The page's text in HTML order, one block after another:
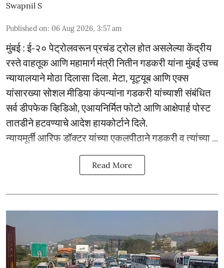
Swapnil S
Published on: 06 Aug 2026, 3:57 am
मुंबई : ई-२० पेट्रोलवरून प्रचंड ट्रोल होत असलेल्या केंद्रीय
रस्ते वाहतूक आणि महामार्ग मंत्री नितीन गडकरी यांना मुंबई उच्च
न्यायालयाने मोठा दिलासा दिला. मेटा, यूट्यूब आणि एक्स
यांसारख्या सोशल मीडिया कंपन्यांना गडकरी यांच्याशी संबंधित
सर्व डीपफेक व्हिडिओ, एआयनिर्मित फोटो आणि आक्षेपार्ह पोस्ट
तातडीने हटवण्याचे आदेश हायकोर्टाने दिले.
न्यायमूर्ती आरिफ डॉक्टर यांच्या एकलपीठाने गडकरी व त्यांच्या ...
Read More